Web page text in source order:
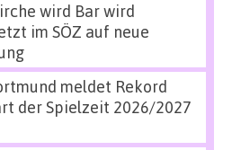
wird Bar wird
im SÖZ auf neue
meldet Rekord
der Spielzeit 2026/2027